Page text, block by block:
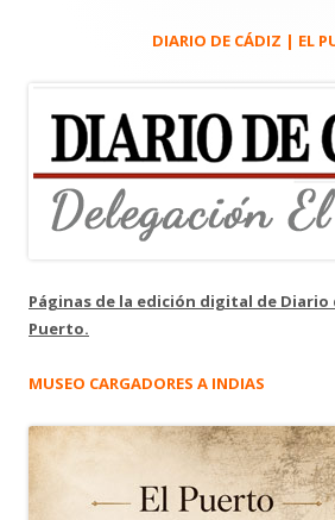
principalDIARIO DE CÁDIZ | EL
Páginas de la edición digital de Diario
Puerto.
MUSEO CARGADORES A INDIAS